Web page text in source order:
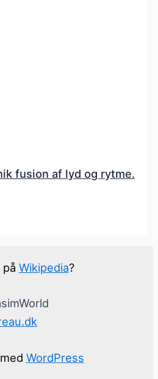
fusion af lyd og rytme.
på Wikipedia?
WordPress